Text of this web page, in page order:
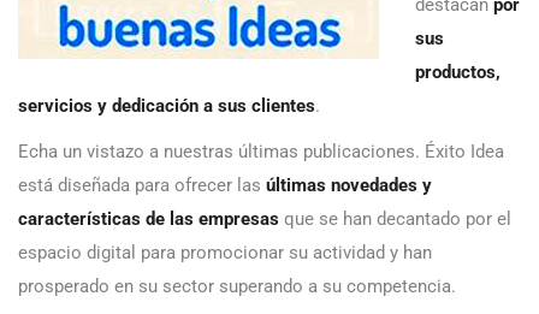
destacan por
sus
productos,
servicios y dedicación a sus clientes.
Echa un vistazo a nuestras últimas publicaciones. Éxito Idea
está diseñada para ofrecer las últimas novedades y
características de las empresas que se han decantado por el
espacio digital para promocionar su actividad y han
prosperado en su sector superando a su competencia.